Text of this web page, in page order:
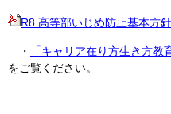
R8 高等部いじめ防止基本方
・ 「キャリア在り方生き方教
をご覧ください。